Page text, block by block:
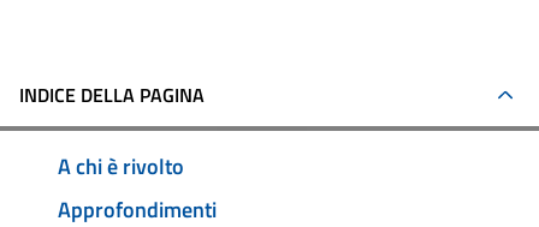
INDICE DELLA PAGINA
A chi è rivolto
Approfondimenti